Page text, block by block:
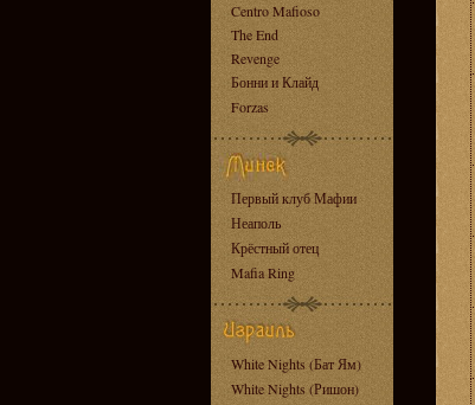
Centro Mafioso
The End
Revenge
Бонни и Клайд
Forzas
Первый клуб Мафии
Неаполь
Крёстный отец
Mafia Ring
White Nights (Бат Ям)
White Nights (Ришон)